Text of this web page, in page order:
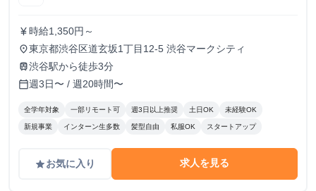
currency_yen 時給1,350円～
place東京都渋谷区道玄坂1丁目12-5 渋谷マークシティ
train渋谷駅から徒歩3分
calendar_today週3日〜 / 週20時間〜
全学年対象 一部リモート可 週3日以上推奨 土日OK 未経験OK
新規事業 インターン生多数 髪型自由 私服OK スタートアップ
gradeお気に入り 求人を見る